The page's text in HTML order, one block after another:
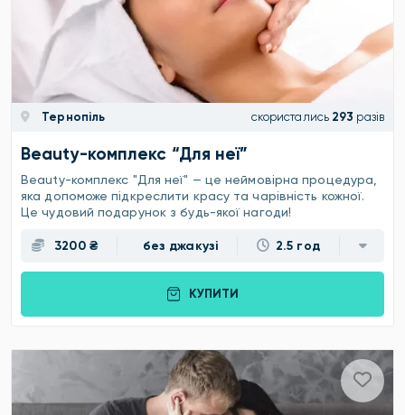
Тернопіль скористались 293 разів
Beauty-комплекс “Для неї”
Beauty-комплекс "Для неї" — це неймовірна процедура,
яка допоможе підкреслити красу та чарівність кожної.
Це чудовий подарунок з будь-якої нагоди!
3200 ₴ без джакузі 2.5 год
КУПИТИ